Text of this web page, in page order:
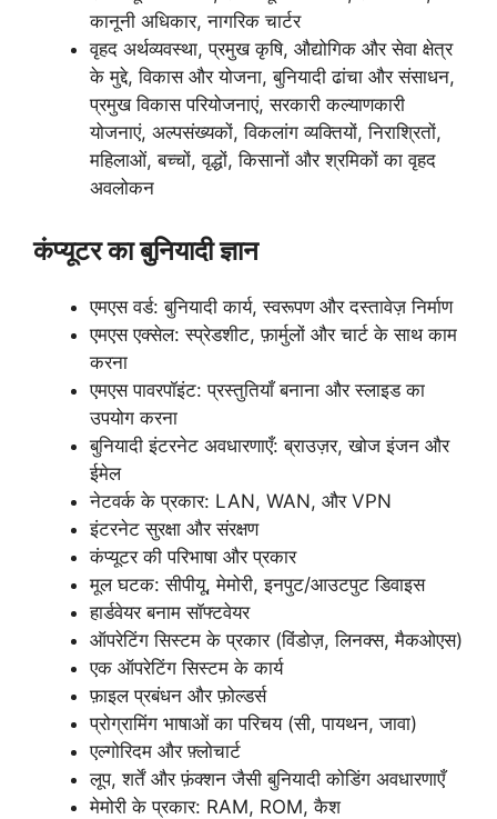
कानूनी अधिकार, नागरिक चार्टर
वृहद अर्थव्यवस्था, प्रमुख कृषि, औद्योगिक और सेवा क्षेत्र
के मुद्दे, विकास और योजना, बुनियादी ढांचा और संसाधन,
प्रमुख विकास परियोजनाएं, सरकारी कल्याणकारी
योजनाएं, अल्पसंख्यकों, विकलांग व्यक्तियों, निराश्रितों,
महिलाओं, बच्चों, वृद्धों, किसानों और श्रमिकों का वृहद
अवलोकन
कंप्यूटर का बुनियादी ज्ञान
एमएस वर्ड: बुनियादी कार्य, स्वरूपण और दस्तावेज़ निर्माण
एमएस एक्सेल: स्प्रेडशीट, फ़ार्मुलों और चार्ट के साथ काम
करना
एमएस पावरपॉइंट: प्रस्तुतियाँ बनाना और स्लाइड का
उपयोग करना
बुनियादी इंटरनेट अवधारणाएँ: ब्राउज़र, खोज इंजन और
ईमेल
नेटवर्क के प्रकार: LAN, WAN, और VPN
इंटरनेट सुरक्षा और संरक्षण
कंप्यूटर की परिभाषा और प्रकार
मूल घटक: सीपीयू, मेमोरी, इनपुट/आउटपुट डिवाइस
हार्डवेयर बनाम सॉफ्टवेयर
ऑपरेटिंग सिस्टम के प्रकार (विंडोज़, लिनक्स, मैकओएस)
एक ऑपरेटिंग सिस्टम के कार्य
फ़ाइल प्रबंधन और फ़ोल्डर्स
प्रोग्रामिंग भाषाओं का परिचय (सी, पायथन, जावा)
एल्गोरिदम और फ़्लोचार्ट
लूप, शर्तें और फ़ंक्शन जैसी बुनियादी कोडिंग अवधारणाएँ
मेमोरी के प्रकार: RAM, ROM, कैश